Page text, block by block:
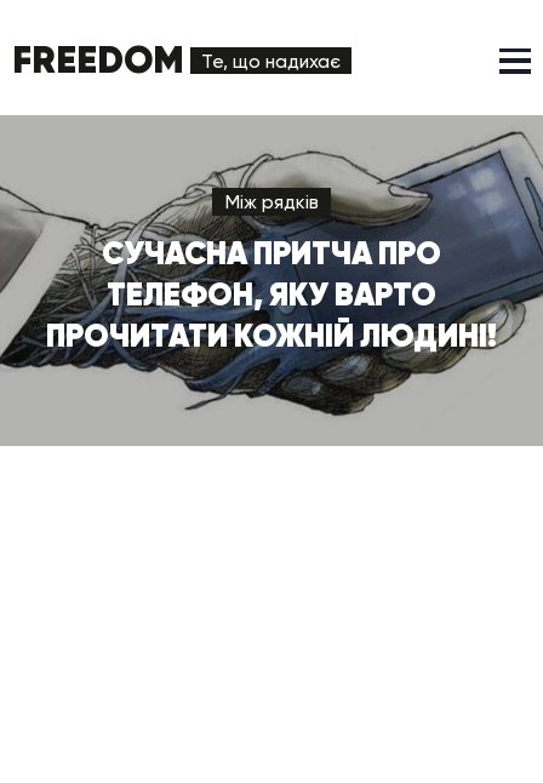
FREEDOM Те, що надихає
Між рядків
СУЧАСНА ПРИТЧА ПРО
ТЕЛЕФОН, ЯКУ ВАРТО
ПРОЧИТАТИ КОЖНІЙ ЛЮДИНІ!